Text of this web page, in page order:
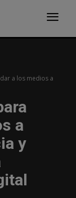
a los medios a
a
y